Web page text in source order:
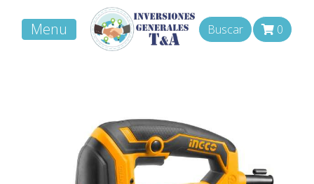
Menu Buscar 0